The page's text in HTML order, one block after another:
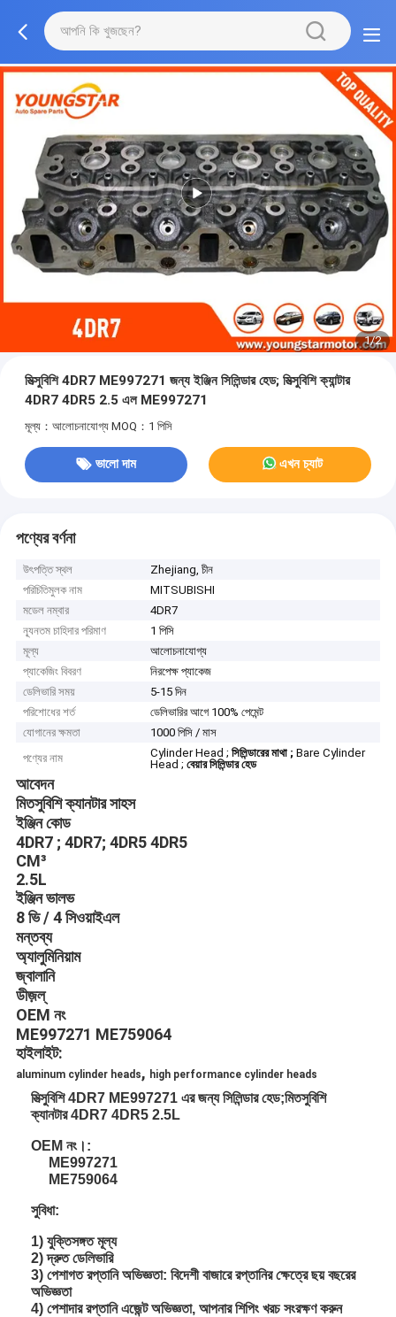
1/2
মিত্সুবিশি 4DR7 ME997271 জন্য ইঞ্জিন সিলিন্ডার হেড; মিত্সুবিশি ক্যান্টার
4DR7 4DR5 2.5 এল ME997271
মূল্য：আলোচনাযোগ্য MOQ：1 পিসি
ভালো দাম এখন চ্যাট
পণ্যের বর্ণনা
উৎপত্তি স্থল
Zhejiang, চীন
পরিচিতিমুলক নাম
MITSUBISHI
মডেল নম্বার
4DR7
ন্যূনতম চাহিদার পরিমাণ
1 পিসি
মূল্য
আলোচনাযোগ্য
প্যাকেজিং বিবরণ
নিরপেক্ষ প্যাকেজ
ডেলিভারি সময়
5-15 দিন
পরিশোধের শর্ত
ডেলিভারির আগে 100% পেমেন্ট
যোগানের ক্ষমতা
1000 পিসি / মাস
পণ্যের নাম
Cylinder Head ; সিলিন্ডারের মাথা ; Bare Cylinder
Head ; বেয়ার সিলিন্ডার হেড
আবেদন
মিতসুবিশি ক্যানটার সাহস
ইঞ্জিন কোড
4DR7 ; 4DR7; 4DR5 4DR5
CM³
2.5L
ইঞ্জিন ভালভ
8 ভি / 4 সিওয়াইএল
মন্তব্য
অ্যালুমিনিয়াম
জ্বালানি
ডীজ়ল্
OEM নং
ME997271 ME759064
হাইলাইট:
aluminum cylinder heads, high performance cylinder heads
মিত্সুবিশি 4DR7 ME997271 এর জন্য সিলিন্ডার হেড;মিতসুবিশি
ক্যানটার 4DR7 4DR5 2.5L
OEM নং।:
ME997271
ME759064
সুবিধা:
1) যুক্তিসঙ্গত মূল্য
2) দ্রুত ডেলিভারি
3) পেশাগত রপ্তানি অভিজ্ঞতা: বিদেশী বাজারে রপ্তানির ক্ষেত্রে ছয় বছরের
অভিজ্ঞতা
4) পেশাদার রপ্তানি এজেন্ট অভিজ্ঞতা, আপনার শিপিং খরচ সংরক্ষণ করুন